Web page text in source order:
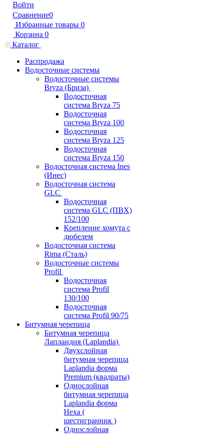
Войти
Сравнение0
Избранные товары 0
Корзина 0
Каталог
Распродажа
Водосточные системы
Водосточные системы
Bryza (Бриза)
Водосточная
система Bryza 75
Водосточная
система Bryza 100
Водосточная
система Bryza 125
Водосточная
система Bryza 150
Водосточная система Ines
(Инес)
Водосточная система
GLC
Водосточная
система GLC (ПВХ)
152/100
Крепление хомута с
дюбелем
Водосточная система
Rima (Сталь)
Водосточные системы
Profil
Водосточная
система Profil
130/100
Водосточная
система Profil 90/75
Битумная черепица
Битумная черепица
Лапландия (Laplandia)
Двухслойная
битумная черепица
Laplandia форма
Premium (квадраты)
Однослойная
битумная черепица
Laplandia форма
Hexa (
шестигранник )
Однослойная